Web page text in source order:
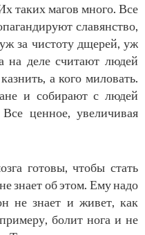
таких магов много. Все
славянство,
за чистоту дщерей, уж
на деле считают людей
а кого миловать.
и собирают с людей
ценное, увеличивая
готовы, чтобы стать
знает об этом. Ему надо
не знает и живет, как
болит нога и не